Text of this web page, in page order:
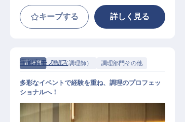
キープする 詳しく見る
正社員 調理（調理師） 調理部門その他
宇都宮モノリス
多彩なイベントで経験を重ね、調理のプロフェッ
ショナルへ！